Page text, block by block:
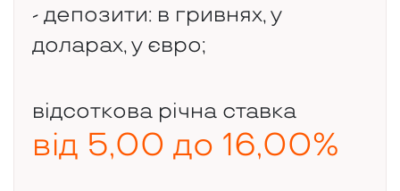
- депозити: в гривнях, у
доларах, у євро;
відсоткова річна ставка
від 5,00 до 16,00%